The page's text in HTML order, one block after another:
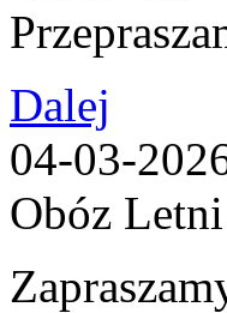
Dalej
04-03-
Obóz